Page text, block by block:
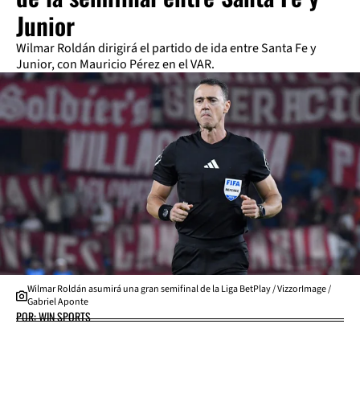
Junior
Wilmar Roldán dirigirá el partido de ida entre Santa Fe y
Junior, con Mauricio Pérez en el VAR.
Wilmar Roldán asumirá una gran semifinal de la Liga BetPlay / VizzorImage /
Gabriel Aponte
POR: WIN SPORTS